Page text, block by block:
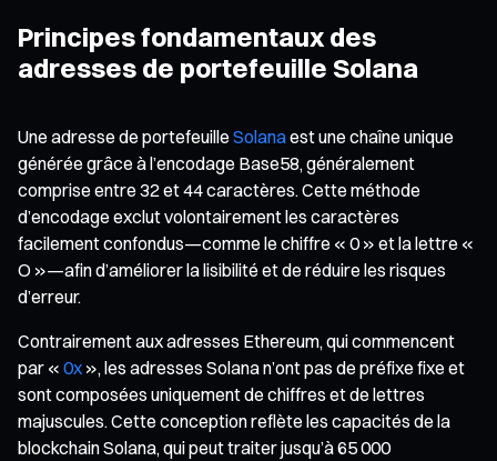
Principes fondamentaux des
adresses de portefeuille Solana
Une adresse de portefeuille Solanaest une chaîne unique
générée grâce à l’encodage Base58, généralement
comprise entre 32 et 44 caractères. Cette méthode
d’encodage exclut volontairement les caractères
facilement confondus—comme le chiffre « 0 » et la lettre «
O »—afin d’améliorer la lisibilité et de réduire les risques
d’erreur.
Contrairement aux adresses Ethereum, qui commencent
par « 0x », les adresses Solana n’ont pas de préfixe fixe et
sont composées uniquement de chiffres et de lettres
majuscules. Cette conception reflète les capacités de la
blockchain Solana, qui peut traiter jusqu’à 65 000